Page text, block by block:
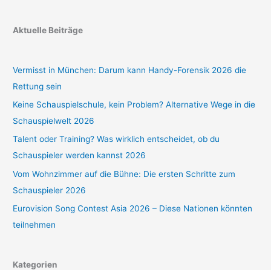
Aktuelle Beiträge
Vermisst in München: Darum kann Handy-Forensik 2026 die
Rettung sein
Keine Schauspielschule, kein Problem? Alternative Wege in die
Schauspielwelt 2026
Talent oder Training? Was wirklich entscheidet, ob du
Schauspieler werden kannst 2026
Vom Wohnzimmer auf die Bühne: Die ersten Schritte zum
Schauspieler 2026
Eurovision Song Contest Asia 2026 – Diese Nationen könnten
teilnehmen
Kategorien